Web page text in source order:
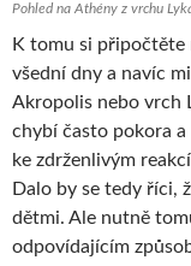
Pohled na Athény z vrchu
K tomu si
všední dny a navíc
Akropolis nebo vrch
chybí často pokora
ke zdrženlivým
Dalo by se tedy říci,
dětmi. Ale nutně
odpovídajícím